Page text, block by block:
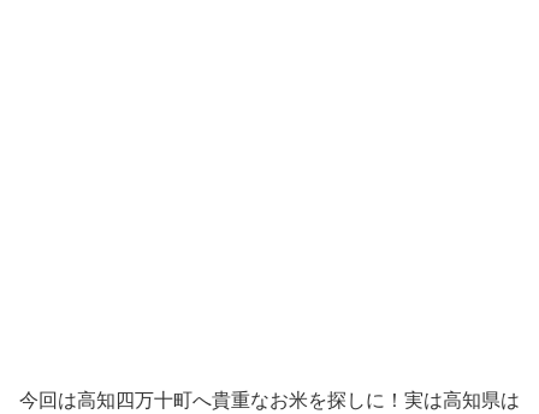
今回は高知四万十町へ貴重なお米を探しに！実は高知県は